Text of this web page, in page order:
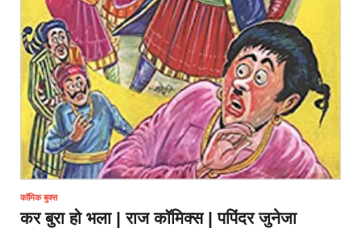
कॉमिक बुक्स
कर बुरा हो भला | राज कॉमिक्स | पपिंदर जुनेजा